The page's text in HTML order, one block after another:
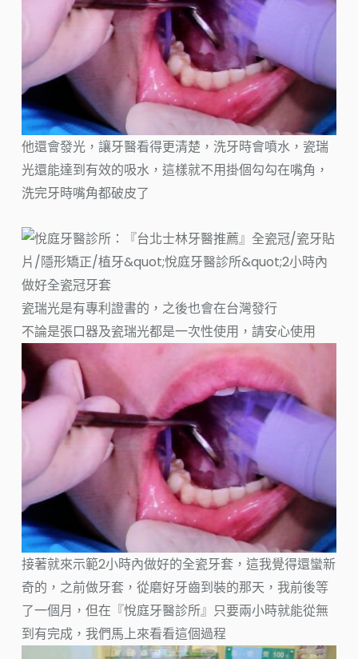
他還會發光，讓牙醫看得更清楚，洗牙時會噴水，瓷瑞
光還能達到有效的吸水，這樣就不用掛個勾勾在嘴角，
洗完牙時嘴角都破皮了
瓷瑞光是有專利證書的，之後也會在台灣發行
不論是張口器及瓷瑞光都是一次性使用，請安心使用
接著就來示範2小時內做好的全瓷牙套，這我覺得還蠻新
奇的，之前做牙套，從磨好牙齒到裝的那天，我前後等
了一個月，但在『悅庭牙醫診所』只要兩小時就能從無
到有完成，我們馬上來看看這個過程